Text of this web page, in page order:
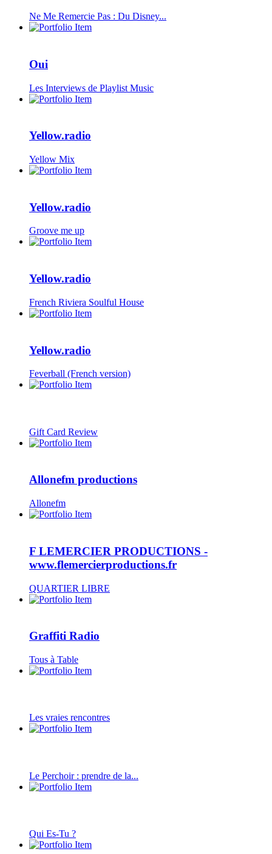
Ne Me Remercie Pas : Du Disney...
Oui
Les Interviews de Playlist Music
Yellow.radio
Yellow Mix
Yellow.radio
Groove me up
Yellow.radio
French Riviera Soulful House
Yellow.radio
Feverball (French version)
Gift Card Review
Allonefm productions
Allonefm
F LEMERCIER PRODUCTIONS -
www.flemercierproductions.fr
QUARTIER LIBRE
Graffiti Radio
Tous à Table
Les vraies rencontres
Le Perchoir : prendre de la...
Qui Es-Tu ?